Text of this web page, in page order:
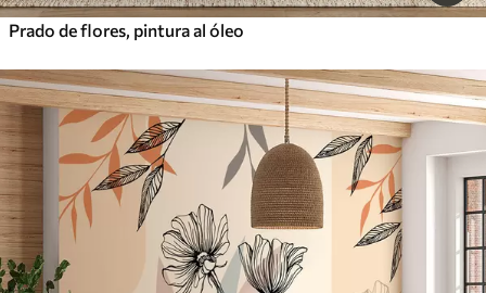
Prado de flores, pintura al óleo